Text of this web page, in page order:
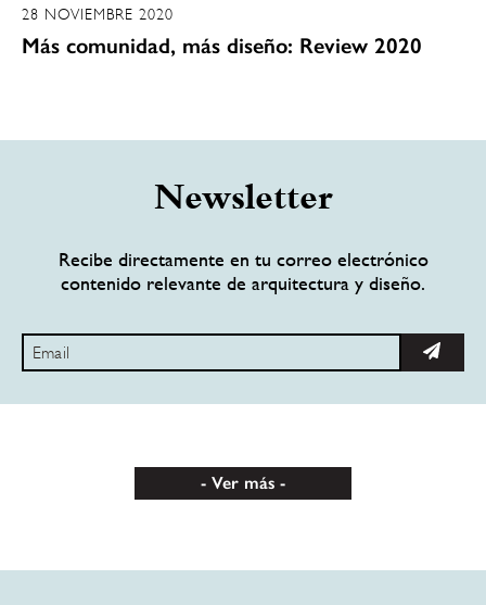
28 NOVIEMBRE 2020
Más comunidad, más diseño: Review 2020
Newsletter
Recibe directamente en tu correo electrónico
contenido relevante de arquitectura y diseño.
Ver más